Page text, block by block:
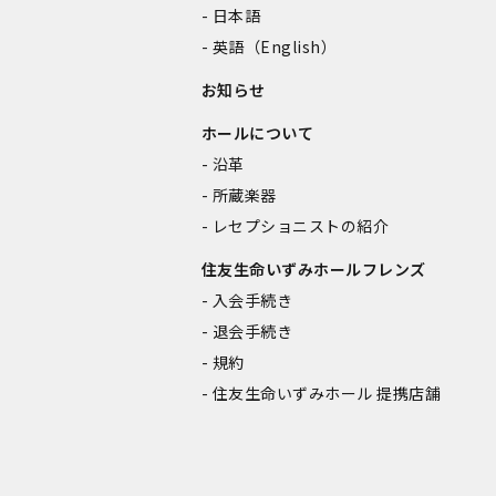
日本語
英語（English）
お知らせ
ホールについて
沿革
所蔵楽器
レセプショニストの紹介
住友生命いずみホールフレンズ
入会手続き
退会手続き
規約
住友生命いずみホール 提携店舗